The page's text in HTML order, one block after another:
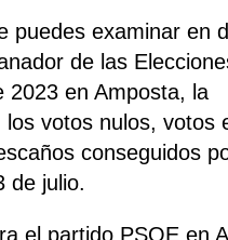
puedes examinar en
de las
2023 en Amposta, la
los votos nulos, votos
conseguidos
de julio.
el partido PSOE en